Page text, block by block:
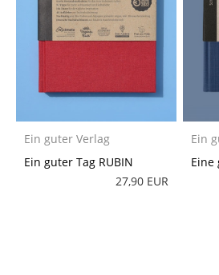
Ein guter Verlag
Ein guter Tag RUBIN
27,90 EUR
Ein
Eine